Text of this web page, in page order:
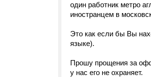
один работник метро
иностранцем в
Это как если бы Вы
языке).
Прошу прощения за
у нас его не охраняет.